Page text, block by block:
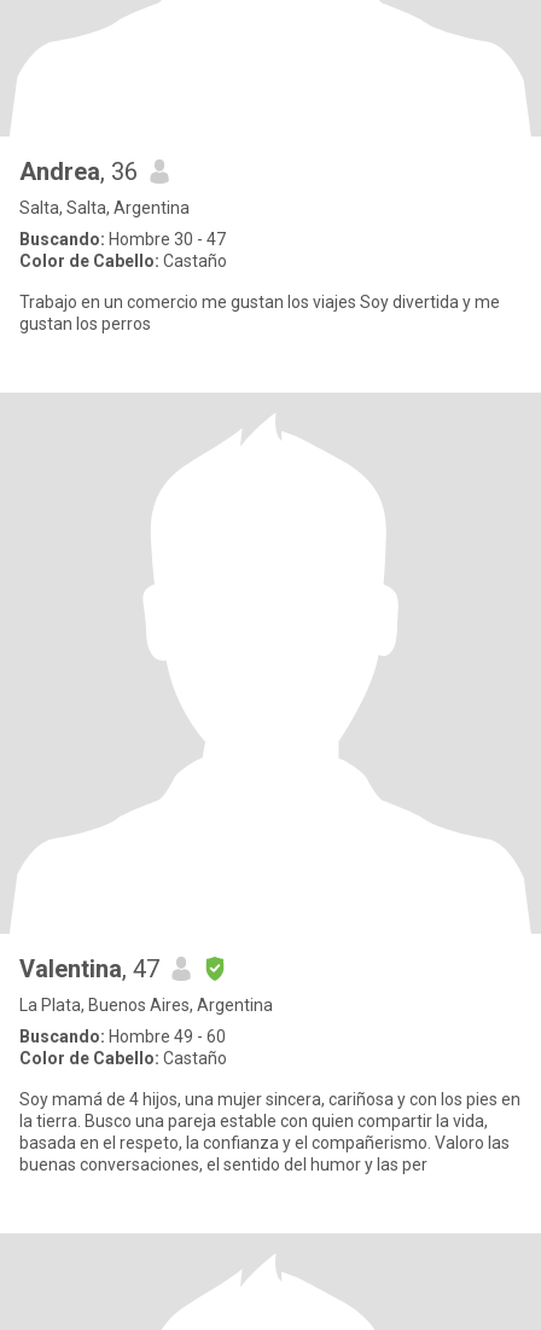
Andrea, 36
Salta, Salta, Argentina
Buscando: Hombre 30 - 47
Color de Cabello: Castaño
Trabajo en un comercio me gustan los viajes Soy divertida y me
gustan los perros
Valentina, 47
La Plata, Buenos Aires, Argentina
Buscando: Hombre 49 - 60
Color de Cabello: Castaño
Soy mamá de 4 hijos, una mujer sincera, cariñosa y con los pies en
la tierra. Busco una pareja estable con quien compartir la vida,
basada en el respeto, la confianza y el compañerismo. Valoro las
buenas conversaciones, el sentido del humor y las per